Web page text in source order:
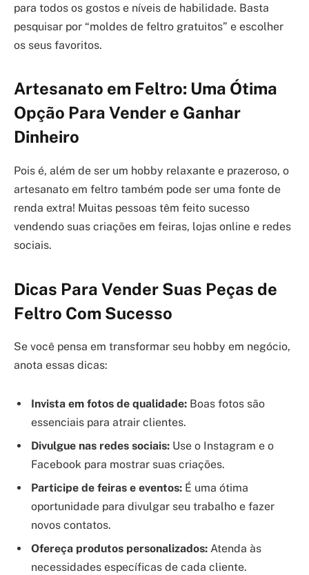
para todos os gostos e níveis de habilidade. Basta
pesquisar por “moldes de feltro gratuitos” e escolher
os seus favoritos.
Artesanato em Feltro: Uma Ótima
Opção Para Vender e Ganhar
Dinheiro
Pois é, além de ser um hobby relaxante e prazeroso, o
artesanato em feltro também pode ser uma fonte de
renda extra! Muitas pessoas têm feito sucesso
vendendo suas criações em feiras, lojas online e redes
sociais.
Dicas Para Vender Suas Peças de
Feltro Com Sucesso
Se você pensa em transformar seu hobby em negócio,
anota essas dicas:
Invista em fotos de qualidade: Boas fotos são
essenciais para atrair clientes.
Divulgue nas redes sociais: Use o Instagram e o
Facebook para mostrar suas criações.
Participe de feiras e eventos: É uma ótima
oportunidade para divulgar seu trabalho e fazer
novos contatos.
Ofereça produtos personalizados: Atenda às
necessidades específicas de cada cliente.